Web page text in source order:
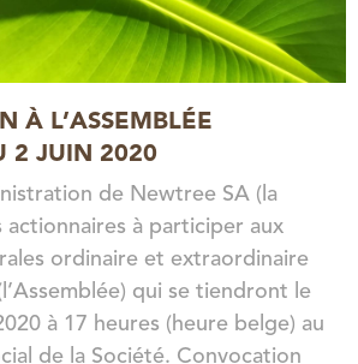
À L’ASSEMBLÉE
2 JUIN 2020
de Newtree SA (la
actionnaires à participer aux
ordinaire et extraordinaire
qui se tiendront le
à 17 heures (heure belge) au
de la Société. Convocation